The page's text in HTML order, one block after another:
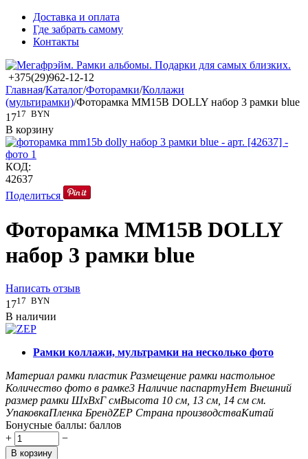
Доставка и оплата
Где забрать самому
Контакты
+375(29)962-12-12
Главная/Каталог/Фоторамки/Коллажи
(мультирамки)/Фоторамка MM15B DOLLY набор 3 рамки blue
1717 BYN
В корзину
КОД:
42637
Поделиться
Фоторамка MM15B DOLLY
набор 3 рамки blue
Написать отзыв
1717 BYN
В наличии
Рамки коллажи, мультрамки на несколько фото
Материал рамки пластик Размещение рамки настольное
Количество фото в рамке3 Наличие паспартуНет Внешний
размер рамки ШxВxГ смВысота 10 см, 13 см, 14 см см.
УпаковкаПленка БрендZEP Страна производстваКитай
Бонусные баллы: баллов
+
−
В корзину